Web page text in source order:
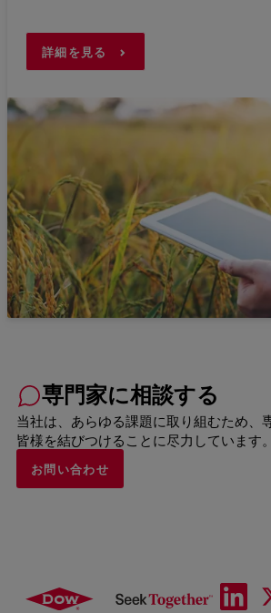
詳細を見る
専門家に相談する
当社は、あらゆる課題に取り組むため、
皆様を結びつけることに尽力しています。
お問い合わせ